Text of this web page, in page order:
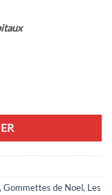
,Gommettes de Noel, Les